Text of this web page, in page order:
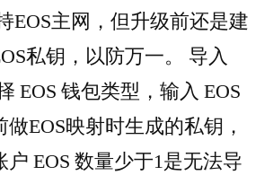
EOS主网，但升级前还是建
私钥，以防万一。 导入
EOS 钱包类型，输入 EOS
EOS映射时生成的私钥，
EOS 数量少于1是无法导